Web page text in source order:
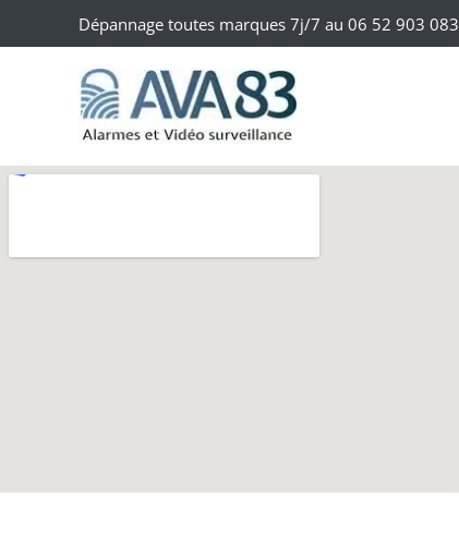
Dépannage toutes marques 7j/7 au 06 52 903 083